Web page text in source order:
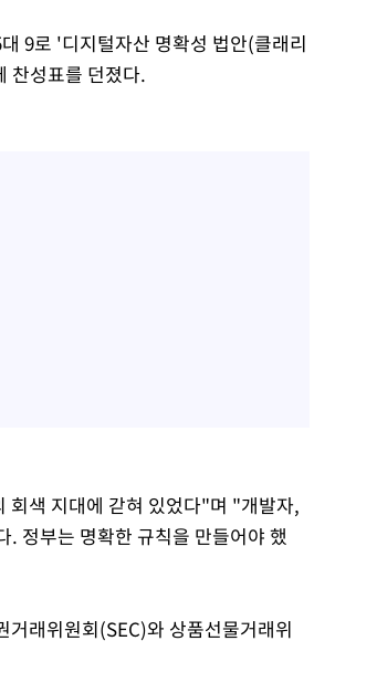
9로 '디지털자산 명확성 법안(클래리
찬성표를 던졌다.
회색 지대에 갇혀 있었다"며 "개발자,
. 정부는 명확한 규칙을 만들어야 했
래위원회(SEC)와 상품선물거래위